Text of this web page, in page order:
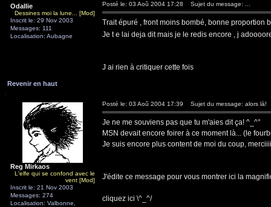
Odallie
Dessines moi la lune... [Mod]
Inscrit le: 29 Nov 2003
Messages: 111
Localisation: Aubagne
Posté le: 03 Aoû 2004 17:28 Sujet du message: ...
Trait épuré , front moins bombé, bonne proportion
Je t e lai deja dit mais je le redis encore , j
J ai rien à critiquer cette fois
Revenir en haut
Reg Mirkaos
L'elfe qui se confond avec le
vent [Mod]
Inscrit le: 21 Nov 2003
Messages: 274
Localisation: Valbonne,
Posté le: 03 Aoû 2004 17:39 Sujet du message: alors là!
Je ne me souviens pas que tu m'aies dit ça! ^_^°
MSN devait encore foirer à ce moment là... (le
Je suis encore plus content de moi du coup,
J'édite ce message pour vous montrer ici la
cliquez ici \^_^/